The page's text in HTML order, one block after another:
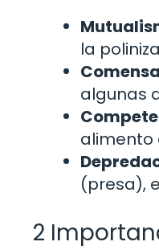
la
algunas
alimento
(presa),
2